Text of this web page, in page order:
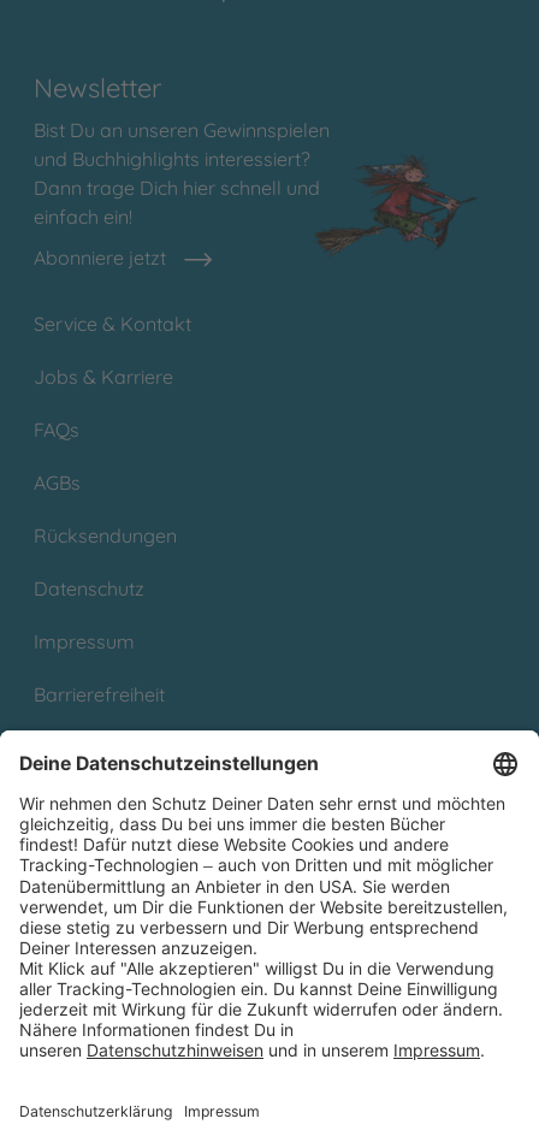
Newsletter
Bist Du an unseren Gewinnspielen
und Buchhighlights interessiert?
Dann trage Dich hier schnell und
einfach ein!
Abonniere jetzt
Service & Kontakt
Jobs & Karriere
FAQs
AGBs
Rücksendungen
Datenschutz
Impressum
Barrierefreiheit
Partnerprogramm (Affiliate)
Folge uns auf
* Versandkostenfrei ab 9,00 € Bestellwert innerhalb
Deutschlands
** Lieferzeit 1-3 Werktage innerhalb Deutschlands
Thienemann-Esslinger Verlag GmbH, Blumenstraße 36, D-70182